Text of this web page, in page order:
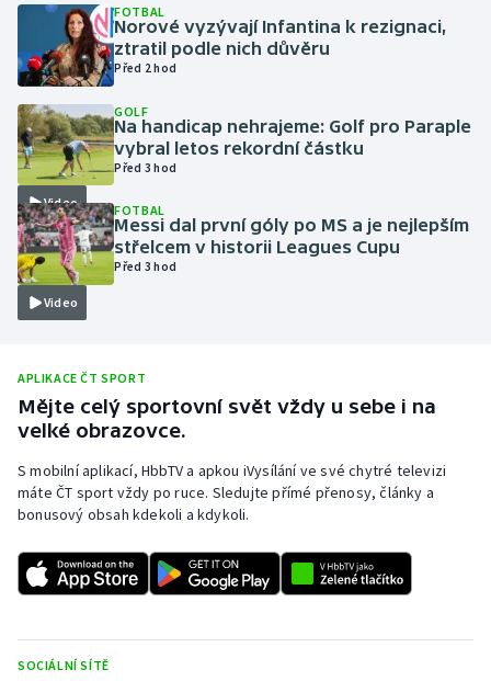
Lyže a snowboard
Moderní pětiboj
Motorsport
Olympijské hry
Parasport
Plavání
Ragby
Rychlobruslení
Rychlostní kanoistika
Sportovní střelba
Stolní tenis
FOTBAL
Norové vyzývají Infantina k rezignaci,
ztratil podle nich důvěru
Před 2 hod
Video
GOLF
Na handicap nehrajeme: Golf pro Paraple
vybral letos rekordní částku
Před 3 hod
Video
FOTBAL
Messi dal první góly po MS a je nejlepším
střelcem v historii Leagues Cupu
Před 3 hod
APLIKACE ČT SPORT
Mějte celý sportovní svět vždy u sebe i na
velké obrazovce.
S mobilní aplikací, HbbTV a apkou iVysílání ve své chytré televizi
máte ČT sport vždy po ruce. Sledujte přímé přenosy, články a
bonusový obsah kdekoli a kdykoli.
SOCIÁLNÍ SÍTĚ